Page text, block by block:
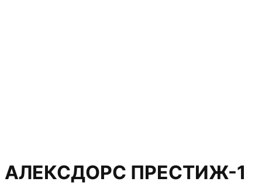
АЛЕКСДОРС ПРЕСТИЖ-1